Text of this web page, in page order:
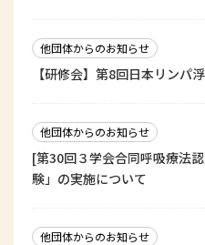
他団体からのお知らせ
【研修会】第8回日本リンパ
他団体からのお知らせ
[第30回３学会合同呼吸療法
験」の実施について
他団体からのお知らせ